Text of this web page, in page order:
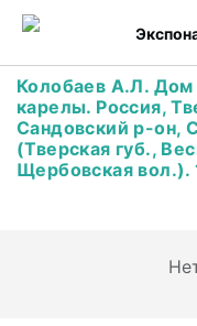
Колобаев А.Л. Дом
карелы. Россия,
Сандовский р-он,
(Тверская губ.,
Щербовская вол.).